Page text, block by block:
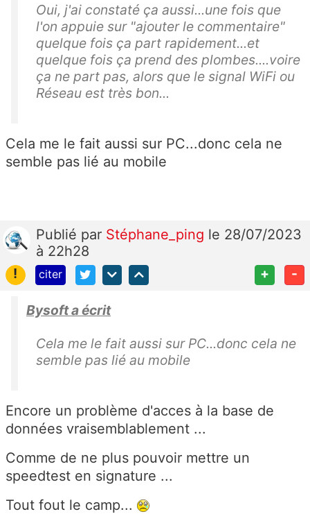
Oui, j'ai constaté ça aussi...une fois que
l'on appuie sur "ajouter le commentaire"
quelque fois ça part rapidement...et
quelque fois ça prend des plombes....voire
ça ne part pas, alors que le signal WiFi ou
Réseau est très bon...
Cela me le fait aussi sur PC...donc cela ne
semble pas lié au mobile
Publié par Stéphane_ping le 28/07/2023
à 22h28
!
citer + -
Bysoft a écrit
Cela me le fait aussi sur PC...donc cela ne
semble pas lié au mobile
Encore un problème d'acces à la base de
données vraisemblablement ...
Comme de ne plus pouvoir mettre un
speedtest en signature ...
Tout fout le camp...